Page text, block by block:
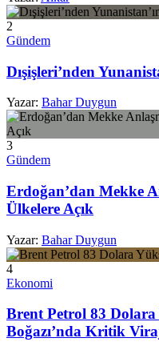
2
Gündem
Dışişleri’nden
Yazar: Bahar Duygun
3
Gündem
Erdoğan’dan Mekke
Ülkelere Açık
Yazar: Bahar Duygun
4
Ekonomi
Brent Petrol 83
Boğazı’nda Kritik